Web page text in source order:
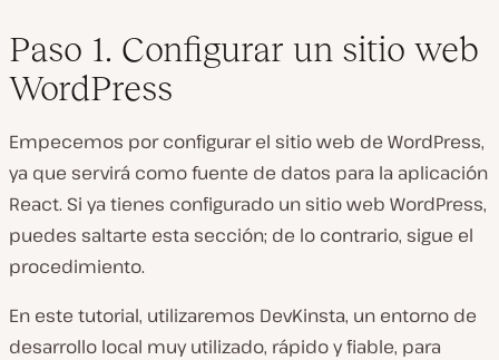
Paso 1. Configurar un sitio web
WordPress
Empecemos por configurar el sitio web de WordPress,
ya que servirá como fuente de datos para la aplicación
React. Si ya tienes configurado un sitio web WordPress,
puedes saltarte esta sección; de lo contrario, sigue el
procedimiento.
En este tutorial, utilizaremos DevKinsta, un entorno de
desarrollo local muy utilizado, rápido y fiable, para